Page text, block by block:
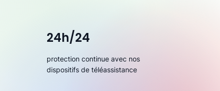
24h/24
protection continue avec nos
dispositifs de téléassistance